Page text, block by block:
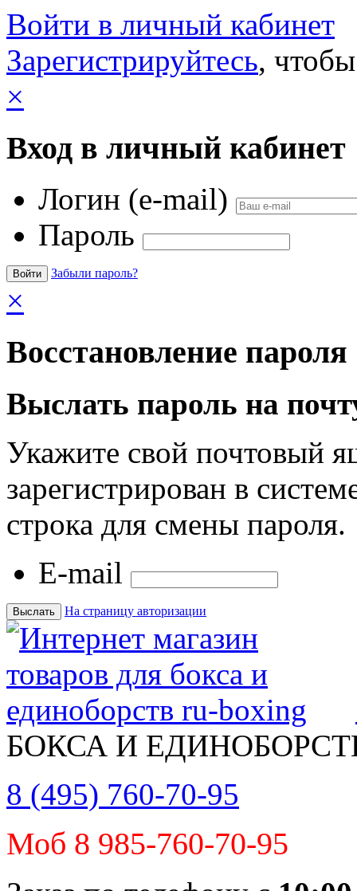
Войти в личный кабинет
Зарегистрируйтесь,
×
Вход в личный кабинет
Логин (e-mail)
Пароль
Забыли пароль?
×
Восстановление пароля
Выслать пароль на
Укажите свой почтовый
зарегистрирован в
строка для смены пароля.
E-mail
На страницу авторизации
БОКСА И
8 (495) 760-70-95
Моб 8 985-760-70-95